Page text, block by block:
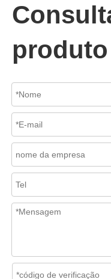
Em sistemas de
2026-07-02
produto